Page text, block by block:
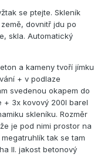
se ptejte. Skleník
dovnitř jdu po
skla. Automatický
a kameny tvoří jímku
+ v podlaze
svedenou okapem do
+ 3x kovový 200l barel
skleníku. Rozměr
je pod nimi prostor na
tak se tam
II. jakost betonový